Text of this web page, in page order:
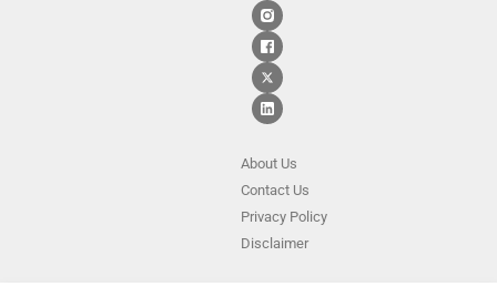
About Us
ContactUs
Privacy Policy
Disclaimer